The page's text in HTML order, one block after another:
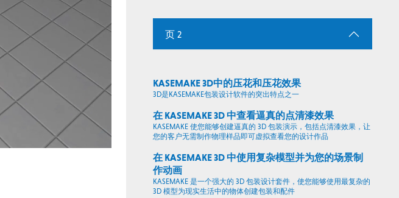
页 2
KASEMAKE 3D中的压花和压花效果
3D是KASEMAKE包装设计软件的突出特点之一
在 KASEMAKE 3D 中查看逼真的点清漆效果
KASEMAKE 使您能够创建逼真的 3D 包装演示，包括点清漆效果，让
您的客户无需制作物理样品即可虚拟查看您的设计作品
在 KASEMAKE 3D 中使用复杂模型并为您的场景制
作动画
KASEMAKE 是一个强大的 3D 包装设计套件，使您能够使用最复杂的
3D 模型为现实生活中的物体创建包装和配件